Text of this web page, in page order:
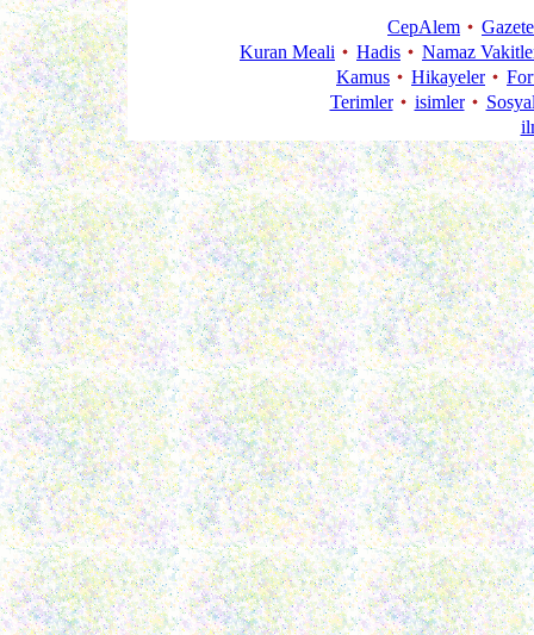
CepAlem
Kuran Meali
Hadis
Namaz
Kamus
Hikayeler
Terimler
isimler